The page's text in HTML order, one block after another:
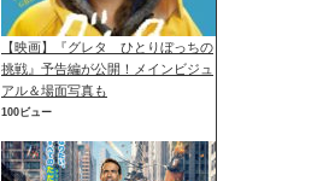
【映画】『グレタ ひとりぼっちの
挑戦』予告編が公開！メインビジュ
アル＆場面写真も
100ビュー